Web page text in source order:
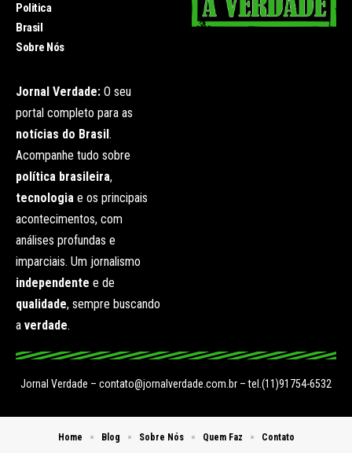
Politica
Brasil
Sobre Nós
Jornal Verdade: O seu
portal completo para as
notícias do Brasil.
Acompanhe tudo sobre
política brasileira,
tecnologia e os principais
acontecimentos, com
análises profundas e
imparciais. Um jornalismo
independente e de
qualidade, sempre buscando
a verdade.
Jornal Verdade – contato@jornalverdade.com.br – tel.(11)91754-6532
Home Blog Sobre Nós Quem Faz Contato